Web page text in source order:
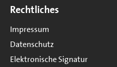
Rechtliches
Impressum
Datenschutz
Elektronische Signatur